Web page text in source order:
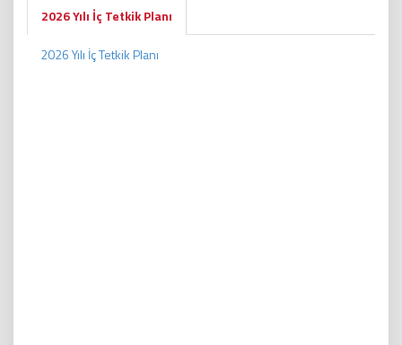
2026 Yılı İç Tetkik Planı
2026 Yılı İç Tetkik Planı